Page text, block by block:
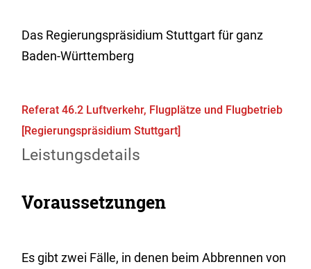
Das Regierungspräsidium Stuttgart für ganz
Baden-Württemberg
Referat 46.2 Luftverkehr, Flugplätze und Flugbetrieb
[Regierungspräsidium Stuttgart]
Leistungsdetails
Voraussetzungen
Es gibt zwei Fälle, in denen beim Abbrennen von